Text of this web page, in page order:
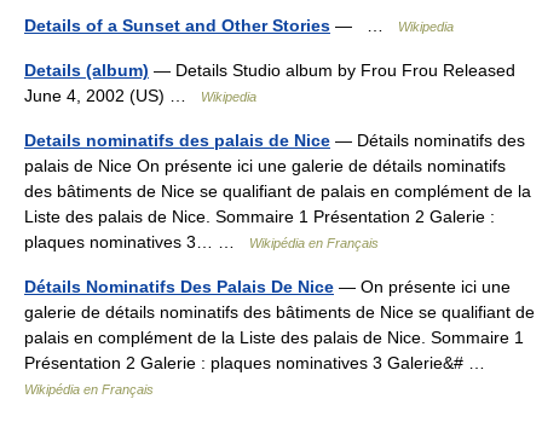
Details of a Sunset and Other Stories — … Wikipedia
Details (album) — Details Studio album by Frou Frou Released
June 4, 2002 (US) …
Wikipedia
Details nominatifs des palais de Nice — Détails nominatifs des
palais de Nice On présente ici une galerie de détails nominatifs
des bâtiments de Nice se qualifiant de palais en complément de la
Liste des palais de Nice. Sommaire 1 Présentation 2 Galerie :
plaques nominatives 3… …
Wikipédia en Français
Détails Nominatifs Des Palais De Nice — On présente ici une
galerie de détails nominatifs des bâtiments de Nice se qualifiant de
palais en complément de la Liste des palais de Nice. Sommaire 1
Présentation 2 Galerie : plaques nominatives 3 Galerie&# …
Wikipédia en Français